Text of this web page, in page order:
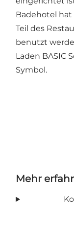
Badehotel
Teil des
benutzt
Laden BASIC
Symbol.
Mehr